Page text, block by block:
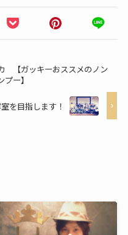
【ガッキーおススメのノン
ー】
を目指します！